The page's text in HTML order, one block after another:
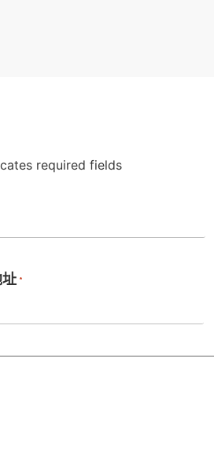
required fields
*